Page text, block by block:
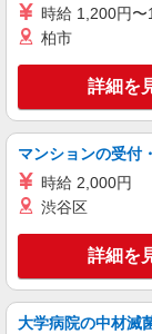
株式会社綜合キャ
キー
派遣社員
株式会社テクノ・
時給 1,200円〜
柏市
詳細を
マンションの受付
時給 2,000円
渋谷区
詳細を
大学病院の中材滅